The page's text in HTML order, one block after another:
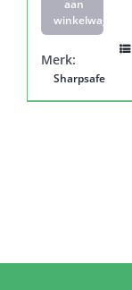
aan
winkelwagen
Merk:
Sharpsafe